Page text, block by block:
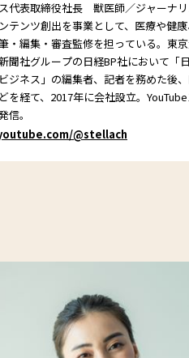
代表取締役社長 獣医師／ジャーナ
テンツ創出を事業として、医療や健
・編集・審査監修を担っている。東
聞社グループの日経BP社において「
ジネス」の編集者、記者を務めた後
を経て、2017年に会社設立。
信。
@stellach